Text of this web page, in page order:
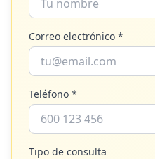
Correo electrónico *
Teléfono *
Tipo de consulta